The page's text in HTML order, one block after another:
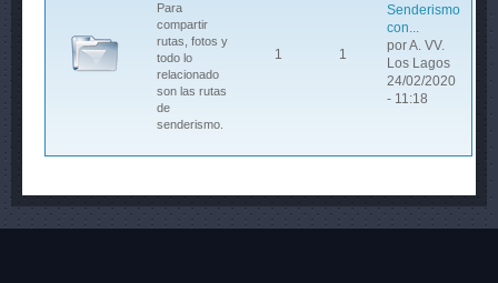
Para
compartir
rutas, fotos y
todo lo
relacionado
son las rutas
de
senderismo.
1 1
Senderismo
con...
porA. VV.
Los Lagos
24/02/2020
- 11:18